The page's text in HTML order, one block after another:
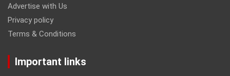
Advertise with Us
Privacy policy
Terms & Conditions
Important links